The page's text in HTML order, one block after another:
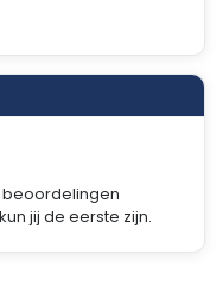
jij de eerste zijn.